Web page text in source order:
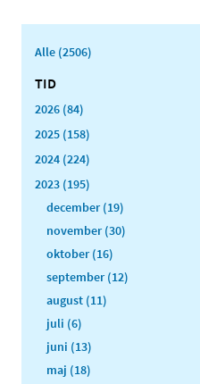
Alle (2506)
TID
2026 (84)
2025 (158)
2024 (224)
2023 (195)
december (19)
november (30)
oktober (16)
september (12)
august (11)
juli (6)
juni (13)
maj (18)